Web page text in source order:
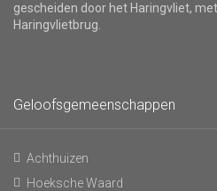
gescheiden door het Haringvliet,
Haringvlietbrug.
Geloofsgemeenschappen
Achthuizen
Hoeksche Waard